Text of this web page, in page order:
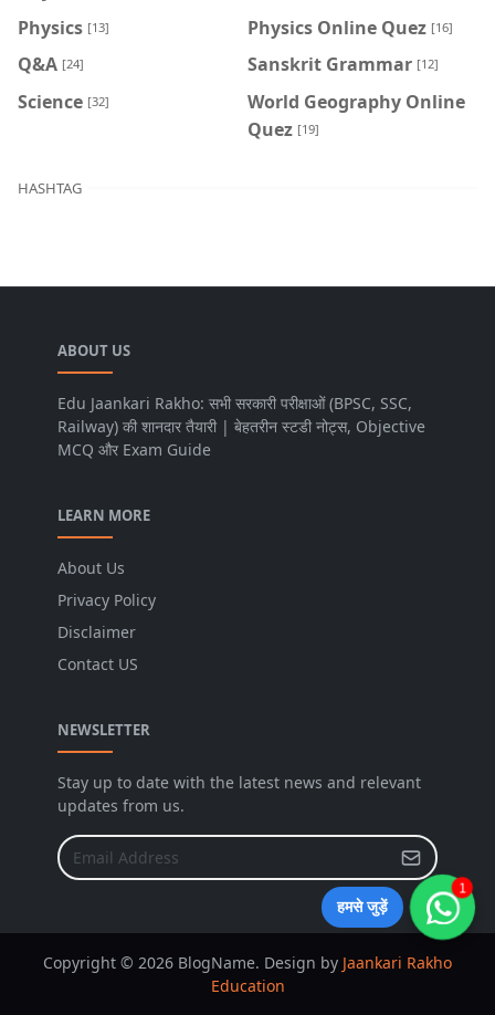
Physics [13] Physics Online Quez [16]
Q&A [24] Sanskrit Grammar [12]
Science [32]
World Geography Online
Quez [19]
HASHTAG
ABOUT US
Edu Jaankari Rakho: सभी सरकारी परीक्षाओं (BPSC, SSC,
Railway) की शानदार तैयारी | बेहतरीन स्टडी नोट्स, Objective
MCQ और Exam Guide
LEARN MORE
About Us
Privacy Policy
Disclaimer
Contact US
NEWSLETTER
Stay up to date with the latest news and relevant
updates from us.
Copyright © 2026 BlogName. Design by Jaankari Rakho
Education
हमसे जुड़ें
1